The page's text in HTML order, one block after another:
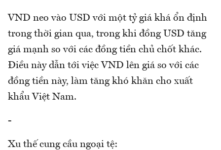
VND neo vào USD với một tỷ giá khá ổn định
trong thời gian qua, trong khi đồng USD tăng
giá mạnh so với các đồng tiền chủ chốt khác.
Điều này dẫn tới việc VND lên giá so với các
đồng tiền này, làm tăng khó khăn cho xuất
khẩu Việt Nam.
-
Xu thế cung cầu ngoại tệ: